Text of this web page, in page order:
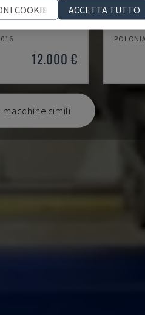
LAVORAZIONE CNC
12.000 €
BIESSE
simili
COOKIE
ACCETTA TUTTO